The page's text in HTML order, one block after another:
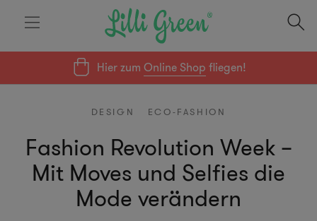
Hier zumOnline Shop fliegen!
DESIGN ECO-FASHION
Fashion Revolution Week –
Mit Moves und Selfies die
Mode verändern